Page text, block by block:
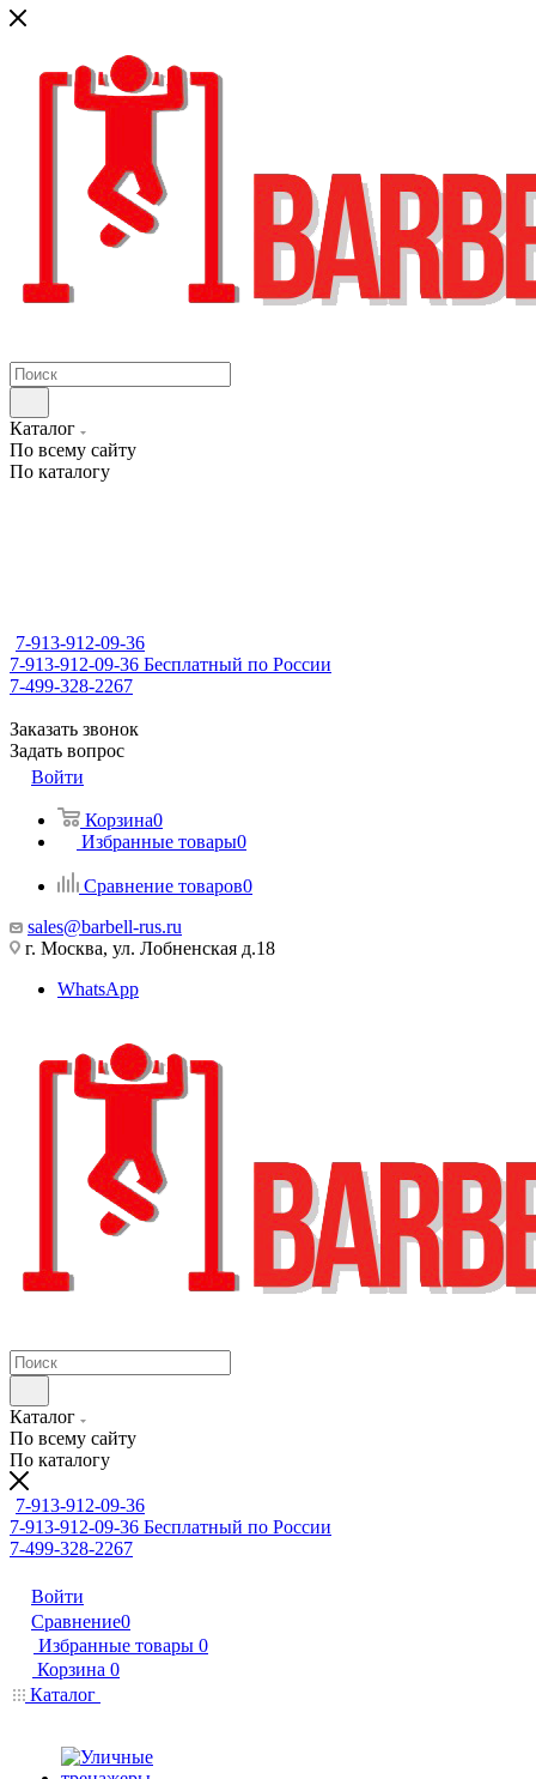
Каталог
По всему сайту
По каталогу
7-913-912-09-36
7-913-912-09-36 Бесплатный по России
7-499-328-2267
Заказать звонок
Задать вопрос
Войти
Корзина0
Избранные товары0
Сравнение товаров0
sales@barbell-rus.ru
г. Москва, ул. Лобненская д.18
WhatsApp
Каталог
По всему сайту
По каталогу
7-913-912-09-36
7-913-912-09-36 Бесплатный по России
7-499-328-2267
Войти
Сравнение0
Избранные товары 0
Корзина 0
Каталог